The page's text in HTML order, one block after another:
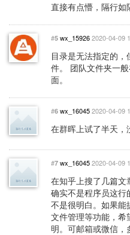
直接有点懵，隔行如
#5 wx_159262020-04-09
目录是无法指定的
件。 团队文件夹一
面。
#6 wx_160452020-04-09
在群晖上试了半天，
#7 wx_160452020-04-09
在知乎上搜了几篇文
确实不是程序员这
不是很明白。如果能
文件管理等功能，
明。可邮箱或微信，